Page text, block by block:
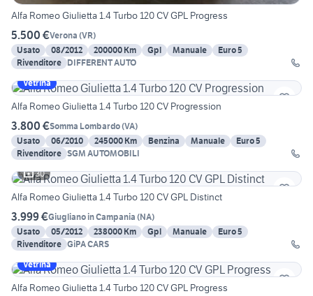
Alfa Romeo Giulietta 1.4 Turbo 120 CV GPL Progress
5.500 €Verona (VR)
Usato
08/2012 200000 Km Gpl Manuale
Euro 5
Rivenditore DIFFERENT AUTO
Vetrina
Alfa Romeo Giulietta 1.4 Turbo 120 CV Progression
3.800 €Somma Lombardo(VA)
Usato
06/2010 245000 Km Benzina Manuale
Euro 5
Rivenditore SGM AUTOMOBILI
30
Alfa Romeo Giulietta 1.4 Turbo 120 CV GPL Distinct
3.999 €Giugliano in Campania (NA)
Usato
05/2012 238000 Km Gpl Manuale
Euro 5
Rivenditore GiPA CARS
Vetrina
Alfa Romeo Giulietta 1.4 Turbo 120 CV GPL Progress